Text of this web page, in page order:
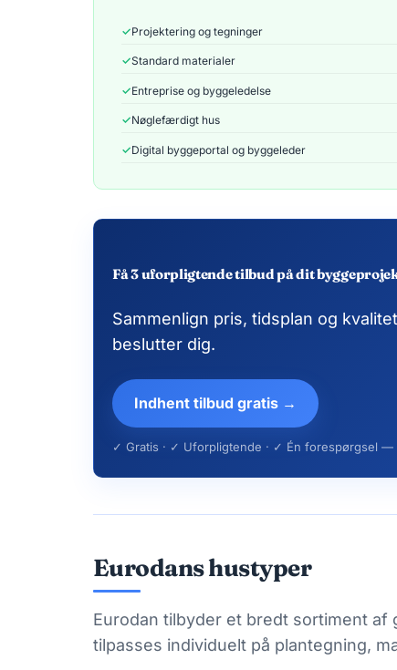
Projektering og tegninger
Standard materialer
Entreprise og byggeledelse
Nøglefærdigt hus
Digital byggeportal og byggeleder
Få 3 uforpligtende tilbud på dit
Sammenlign pris, tidsplan og
beslutter dig.
Indhent tilbud gratis →
✓ Gratis · ✓ Uforpligtende · ✓ Én forespørgsel —
Eurodans hustyper
Eurodan tilbyder et bredt sortiment
tilpasses individuelt på plantegning,